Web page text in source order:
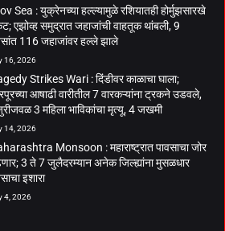
Sea : युक्रेनच्या हल्ल्यामुळे रशियातही होर्मुझसारखे
एझोव्ह समुद्रात जहाजांची वाहतूक थांबली, 9
116 जहाजांवर हल्ले झाले
16, 2026
Strikes Wari : दिंडीवर काळाचा घाला;
आषाढी वारीतील 7 वारकऱ्यांना ट्रकने उडवले,
3 महिला भाविकांचा मृत्यू, 4 जखमी
14, 2026
Monsoon : महाराष्ट्रात पावसाचा जोर
3 ते 7 जुलैदरम्यान अनेक जिल्ह्यांना मुसळधार
इशारा
4, 2026